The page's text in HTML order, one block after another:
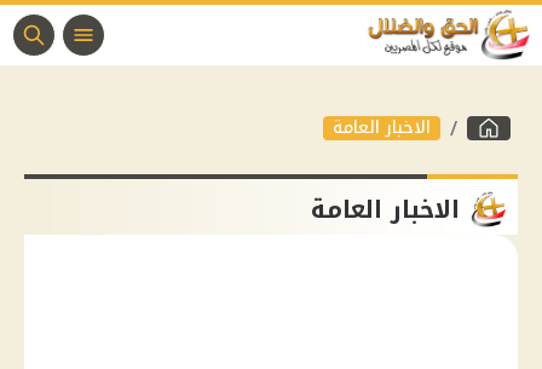
الاخبار العامة
الاخبار العامة